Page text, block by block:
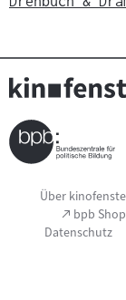
Über
(Link
öffnet
im
bpb Shop
Datenschutz